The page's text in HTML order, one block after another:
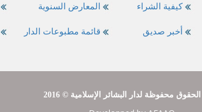
المعارض السنوية
قائمة مطبوعات الدار
كيفية الشراء
أخبر صديق
جميع الحقوق محفوظة لدار البشائر الإسلامية